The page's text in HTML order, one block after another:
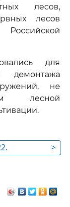
лесов,
лесов
Российской
для
демонтажа
не
лесной
>
комплекса